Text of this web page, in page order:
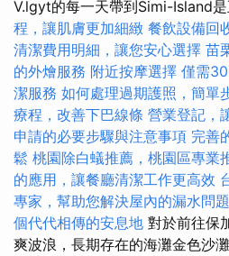
V.lgyt的每一天帶到Simi-Island是
程，讓肌膚更加細緻 餐飲設備回
清潔費用明細，讓您安心選擇 苗
的外燴服務 附近按摩選擇 僅需
潔服務 如何處理過期護照，簡單
療程，改善下巴線條 營業登記，
申請的必要步驟與注意事項 完善
鬆 桃園除白蟻推薦，桃園區專業
的應用，讓餐廳清潔工作更高效
專家，幫助您解決屋內的漏水問題
個代代相傳的安息地 對於前往保
爽波浪，長期存在的海灘金色沙